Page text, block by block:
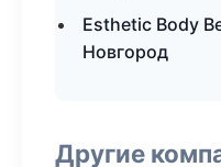
Esthetic Body
Новгород
Другие